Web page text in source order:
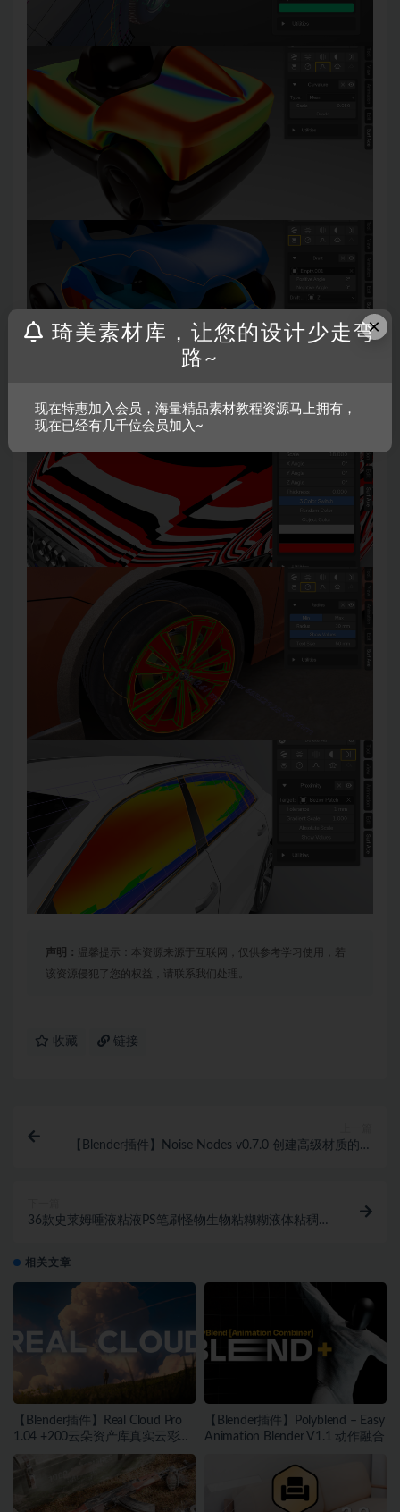
声明： 温馨提示：本资源来源于互联网，仅供参考学习使用，若
该资源侵犯了您的权益，请联系我们处理。
收藏 链接
【Blender插件】Noise Nodes v0.7.0 创建高级材质的自
36款史莱姆唾液粘液PS笔刷怪物生物粘糊糊液体粘稠物
相关文章
【Blender插件】Real Cloud Pro
1.04 +200云朵资产库真实云彩生
【Blender插件】Polyblend – Easy
Animation Blender V1.1 动作融合
×
琦美素材库，让您的设计少走弯
路~
现在特惠加入会员，海量精品素材教程资源马上拥有，
现在已经有几千位会员加入~